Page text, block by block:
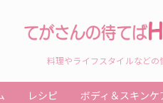
料理やライフスタイルなどの
レシピ ボディ＆スキンケ